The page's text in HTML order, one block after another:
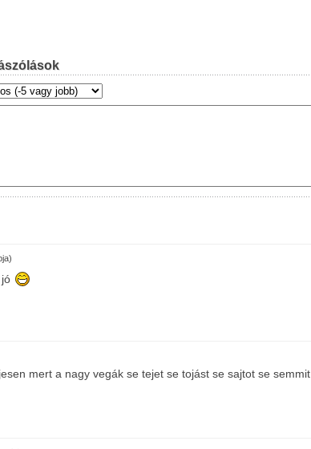
mert a nagy vegák se tejet se tojást se sajtot se semmit